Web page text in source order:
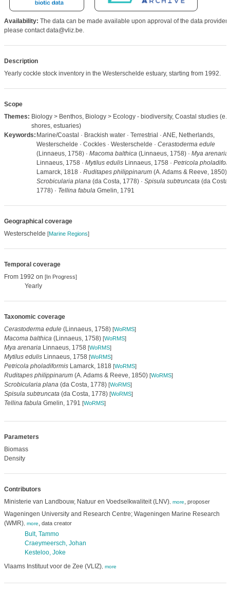
Availability: The data can be made available upon approval of the data provider,
please contact data@vliz.be.
Description
Yearly cockle stock inventory in the Westerschelde estuary, starting from 1992.
Scope
Themes: Biology > Benthos, Biology > Ecology - biodiversity, Coastal studies
shores, estuaries)
Keywords: Marine/Coastal · Brackish water · Terrestrial · ANE, Netherlands,
Westerschelde · Cockles · Westerschelde · Cerastoderma edule
(Linnaeus, 1758) · Macoma balthica(Linnaeus, 1758) · Mya arenaria
Linnaeus, 1758 · Mytilus edulisLinnaeus, 1758 · Petricola
Lamarck, 1818 · Ruditapes philippinarum(A. Adams & Reeve, 1850) ·
Scrobicularia plana(da Costa, 1778) · Spisula subtruncata(da Costa,
1778) · Tellina fabulaGmelin, 1791
Geographical coverage
Westerschelde [Marine Regions]
Temporal coverage
From 1992 on [In Progress]
Yearly
Taxonomic coverage
Cerastoderma edule(Linnaeus, 1758) [WoRMS]
Macoma balthica(Linnaeus, 1758) [WoRMS]
Mya arenariaLinnaeus, 1758 [WoRMS]
Mytilus edulisLinnaeus, 1758 [WoRMS]
Petricola pholadiformisLamarck, 1818 [WoRMS]
Ruditapes philippinarum(A. Adams & Reeve, 1850) [WoRMS]
Scrobicularia plana(da Costa, 1778) [WoRMS]
Spisula subtruncata(da Costa, 1778) [WoRMS]
Tellina fabulaGmelin, 1791 [WoRMS]
Parameters
Biomass
Density
Contributors
Ministerie van Landbouw, Natuur en Voedselkwaliteit (LNV), more, proposer
Wageningen University and Research Centre; Wageningen Marine Research
(WMR), more, data creator
Bult, Tammo
Craeymeersch, Johan
Kesteloo, Joke
Vlaams Instituut voor de Zee (VLIZ), more